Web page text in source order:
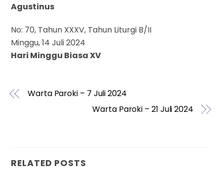
Agustinus
No: 70, Tahun XXXV, Tahun Liturgi B/II
Minggu, 14 Juli 2024
Hari Minggu Biasa XV
Warta Paroki – 7 Juli 2024
Warta Paroki – 21 Juli 2024
RELATED POSTS